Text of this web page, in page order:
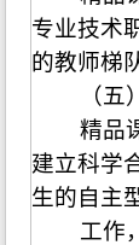
专业技术
的教师梯
（
精品
建立科学
生的自主
工作